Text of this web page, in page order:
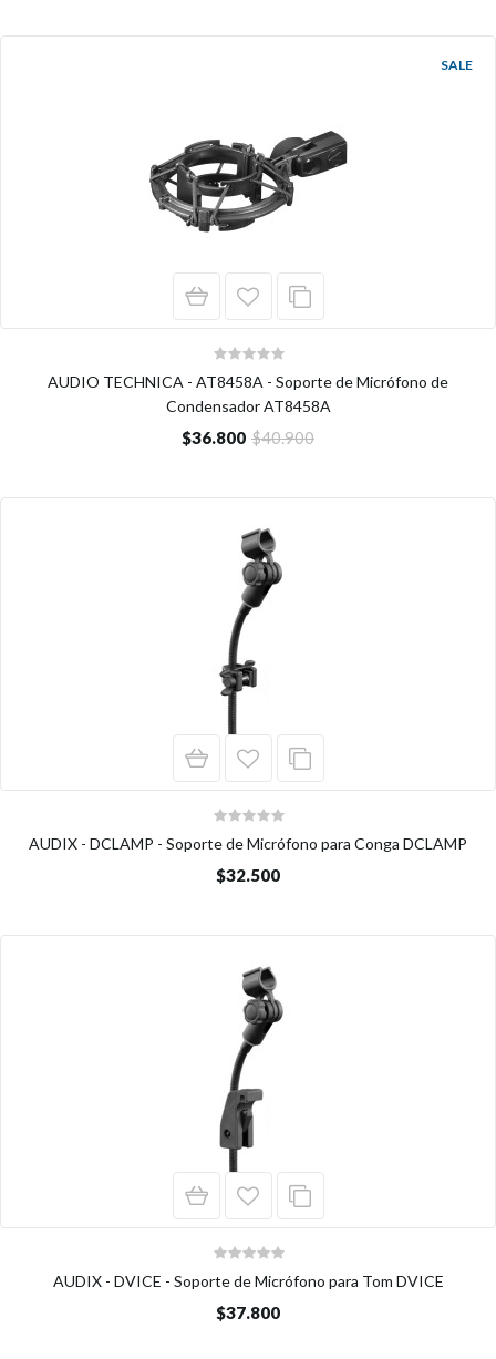
SALE
AUDIO TECHNICA - AT8458A - Soporte de Micrófono de
Condensador AT8458A
$36.800 $40.900
AUDIX - DCLAMP - Soporte de Micrófono para Conga DCLAMP
$32.500
AUDIX - DVICE - Soporte de Micrófono para Tom DVICE
$37.800